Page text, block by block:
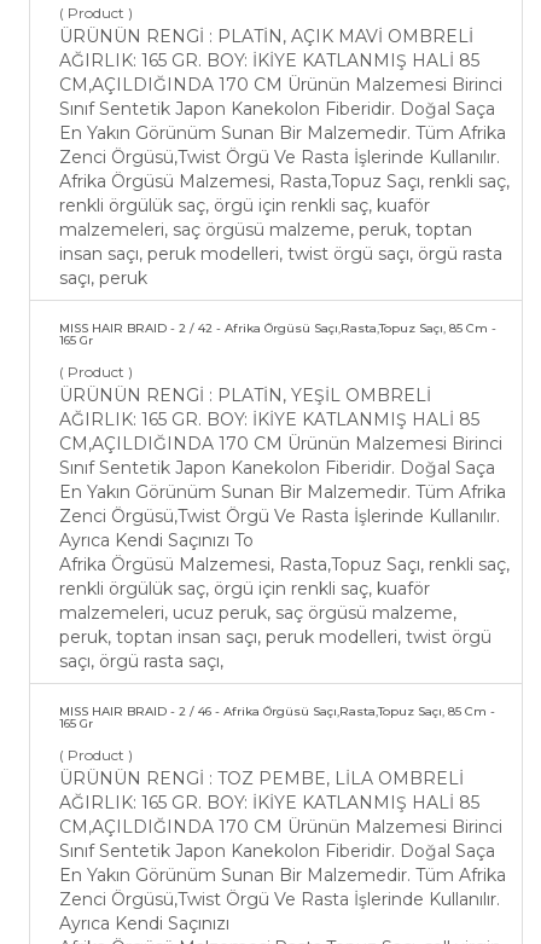
( Product )
ÜRÜNÜN RENGİ : PLATİN, AÇIK MAVİ OMBRELİ
AĞIRLIK: 165 GR. BOY: İKİYE KATLANMIŞ HALİ 85
CM,AÇILDIĞINDA 170 CM Ürünün Malzemesi Birinci
Sınıf Sentetik Japon Kanekolon Fiberidir. Doğal Saça
En Yakın Görünüm Sunan Bir Malzemedir. Tüm Afrika
Zenci Örgüsü,Twist Örgü Ve Rasta İşlerinde Kullanılır.
Afrika Örgüsü Malzemesi, Rasta,Topuz Saçı, renkli saç,
renkli örgülük saç, örgü için renkli saç, kuaför
malzemeleri, saç örgüsü malzeme, peruk, toptan
insan saçı, peruk modelleri, twist örgü saçı, örgü rasta
saçı, peruk
MISS HAIR BRAID - 2 / 42 - Afrika Örgüsü Saçı,Rasta,Topuz Saçı, 85 Cm -
165 Gr
( Product )
ÜRÜNÜN RENGİ : PLATİN, YEŞİL OMBRELİ
AĞIRLIK: 165 GR. BOY: İKİYE KATLANMIŞ HALİ 85
CM,AÇILDIĞINDA 170 CM Ürünün Malzemesi Birinci
Sınıf Sentetik Japon Kanekolon Fiberidir. Doğal Saça
En Yakın Görünüm Sunan Bir Malzemedir. Tüm Afrika
Zenci Örgüsü,Twist Örgü Ve Rasta İşlerinde Kullanılır.
Ayrıca Kendi Saçınızı To
Afrika Örgüsü Malzemesi, Rasta,Topuz Saçı, renkli saç,
renkli örgülük saç, örgü için renkli saç, kuaför
malzemeleri, ucuz peruk, saç örgüsü malzeme,
peruk, toptan insan saçı, peruk modelleri, twist örgü
saçı, örgü rasta saçı,
MISS HAIR BRAID - 2 / 46 - Afrika Örgüsü Saçı,Rasta,Topuz Saçı, 85 Cm -
165 Gr
( Product )
ÜRÜNÜN RENGİ : TOZ PEMBE, LİLA OMBRELİ
AĞIRLIK: 165 GR. BOY: İKİYE KATLANMIŞ HALİ 85
CM,AÇILDIĞINDA 170 CM Ürünün Malzemesi Birinci
Sınıf Sentetik Japon Kanekolon Fiberidir. Doğal Saça
En Yakın Görünüm Sunan Bir Malzemedir. Tüm Afrika
Zenci Örgüsü,Twist Örgü Ve Rasta İşlerinde Kullanılır.
Ayrıca Kendi Saçınızı